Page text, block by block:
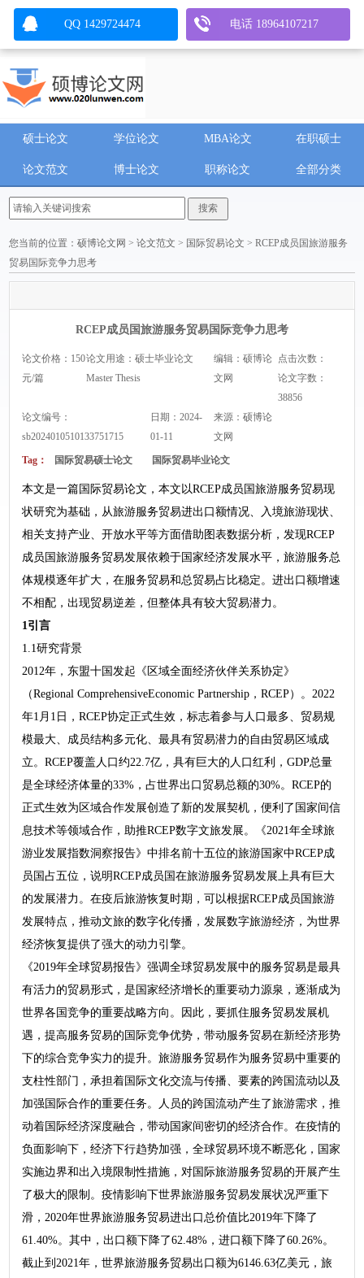
硕士论文 学位论文 MBA论文 在职硕士
论文范文 博士论文 职称论文 全部分类
您当前的位置：硕博论文网 >论文范文 > 国际贸易论文 > RCEP成员国旅游服务
贸易国际竞争力思考
RCEP成员国旅游服务贸易国际竞争力思考
论文价格：150
元/篇
论文用途：硕士毕业论文
Master Thesis
编辑：硕博论
文网
点击次数：
论文字数：
38856
论文编号：
sb2024010510133751715
日期：2024-
01-11
来源：硕博论
文网
Tag： 国际贸易硕士论文 国际贸易毕业论文
本文是一篇国际贸易论文，本文以RCEP成员国旅游服务贸易现
状研究为基础，从旅游服务贸易进出口额情况、入境旅游现状、
相关支持产业、开放水平等方面借助图表数据分析，发现RCEP
成员国旅游服务贸易发展依赖于国家经济发展水平，旅游服务总
体规模逐年扩大，在服务贸易和总贸易占比稳定。进出口额增速
不相配，出现贸易逆差，但整体具有较大贸易潜力。
1引言
1.1研究背景
2012年，东盟十国发起《区域全面经济伙伴关系协定》
（Regional ComprehensiveEconomic Partnership，RCEP）。2022
年1月1日，RCEP协定正式生效，标志着参与人口最多、贸易规
模最大、成员结构多元化、最具有贸易潜力的自由贸易区域成
立。RCEP覆盖人口约22.7亿，具有巨大的人口红利，GDP总量
是全球经济体量的33%，占世界出口贸易总额的30%。RCEP的
正式生效为区域合作发展创造了新的发展契机，便利了国家间信
息技术等领域合作，助推RCEP数字文旅发展。《2021年全球旅
游业发展指数洞察报告》中排名前十五位的旅游国家中RCEP成
员国占五位，说明RCEP成员国在旅游服务贸易发展上具有巨大
的发展潜力。在疫后旅游恢复时期，可以根据RCEP成员国旅游
发展特点，推动文旅的数字化传播，发展数字旅游经济，为世界
经济恢复提供了强大的动力引擎。
《2019年全球贸易报告》强调全球贸易发展中的服务贸易是最具
有活力的贸易形式，是国家经济增长的重要动力源泉，逐渐成为
世界各国竞争的重要战略方向。因此，要抓住服务贸易发展机
遇，提高服务贸易的国际竞争优势，带动服务贸易在新经济形势
下的综合竞争实力的提升。旅游服务贸易作为服务贸易中重要的
支柱性部门，承担着国际文化交流与传播、要素的跨国流动以及
加强国际合作的重要任务。人员的跨国流动产生了旅游需求，推
动着国际经济深度融合，带动国家间密切的经济合作。在疫情的
负面影响下，经济下行趋势加强，全球贸易环境不断恶化，国家
实施边界和出入境限制性措施，对国际旅游服务贸易的开展产生
了极大的限制。疫情影响下世界旅游服务贸易发展状况严重下
滑，2020年世界旅游服务贸易进出口总价值比2019年下降了
61.40%。其中，出口额下降了62.48%，进口额下降了60.26%。
截止到2021年，世界旅游服务贸易出口额为6146.63亿美元，旅
QQ 1429724474 电话 18964107217